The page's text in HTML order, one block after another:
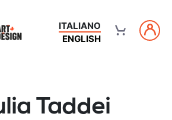
ITALIANO
ENGLISH
Taddei